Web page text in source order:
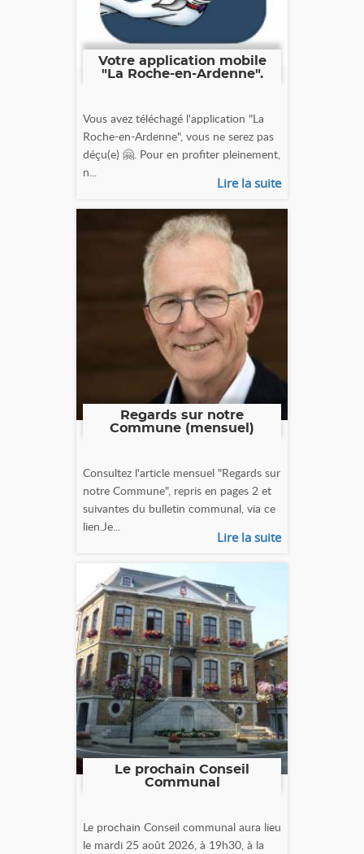
Votre application mobile
"La Roche-en-Ardenne".
Vous avez téléchagé l'application "La
Roche-en-Ardenne", vous ne serez pas
déçu(e) 🤗. Pour en profiter pleinement,
n...
Lire la suite
Regards sur notre
Commune (mensuel)
Consultez l'article mensuel "Regards sur
notre Commune", repris en pages 2 et
suivantes du bulletin communal, via ce
lien.Je...
Lire la suite
Le prochain Conseil
Communal
Le prochain Conseil communal aura lieu
le mardi 25 août 2026, à 19h30, à la